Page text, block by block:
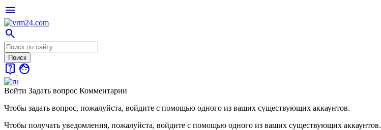
menu
search
live_help face
Войти Задать вопрос Комментарии
Чтобы задать вопрос, пожалуйста, войдите с помощью одного из ваших существующих аккаунтов.
Чтобы получать уведомления, пожалуйста, войдите с помощью одного из ваших существующих аккаунтов.